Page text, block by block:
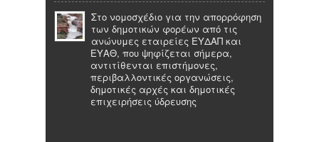
Στο νομοσχέδιο για την απορρόφηση
των δημοτικών φορέων από τις
ανώνυμες εταιρείες ΕΥΔΑΠ και
ΕΥΑΘ, που ψηφίζεται σήμερα,
αντιτίθενται επιστήμονες,
περιβαλλοντικές οργανώσεις,
δημοτικές αρχές και δημοτικές
επιχειρήσεις ύδρευσης